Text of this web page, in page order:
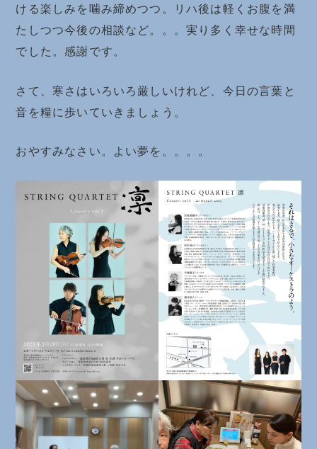
ける楽しみを噛み締めつつ。リハ後は軽くお腹を満
たしつつ今後の相談など。。。実り多く幸せな時間
でした。感謝です。
さて、寒さはいろいろ厳しいけれど、今日の言葉と
音を糧に歩いていきましょう。
おやすみなさい。よい夢を。。。。